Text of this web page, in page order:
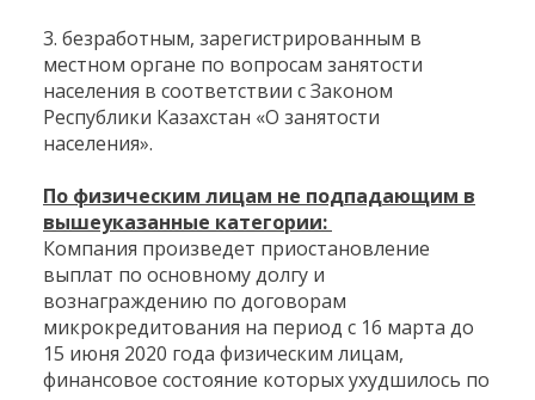
3. безработным, зарегистрированным в
местном органе по вопросам занятости
населения в соответствии с Законом
Республики Казахстан «О занятости
населения».
По физическим лицам не подпадающим в
вышеуказанные категории:
Компания произведет приостановление
выплат по основному долгу и
вознаграждению по договорам
микрокредитования на период с 16 марта до
15 июня 2020 года физическим лицам,
финансовое состояние которых ухудшилось по